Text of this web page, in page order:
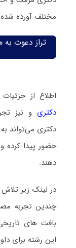
مختلف آورده
تراز دعوت
اطلاع از جزئیات
دکتری و نیز
دکتری می‌تواند
حضور پیدا کرده
دهند.
در لینک زیر
چندین تجربه
بافت های
این رشته برای